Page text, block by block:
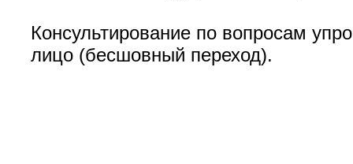
Консультирование по вопросам
лицо (бесшовный переход).